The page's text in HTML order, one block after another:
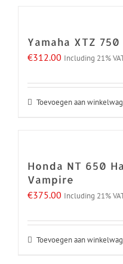
Yamaha XTZ
€312.00 Including 21%
Toevoegen aan
Honda NT 650
Vampire
€375.00 Including 21%
Toevoegen aan